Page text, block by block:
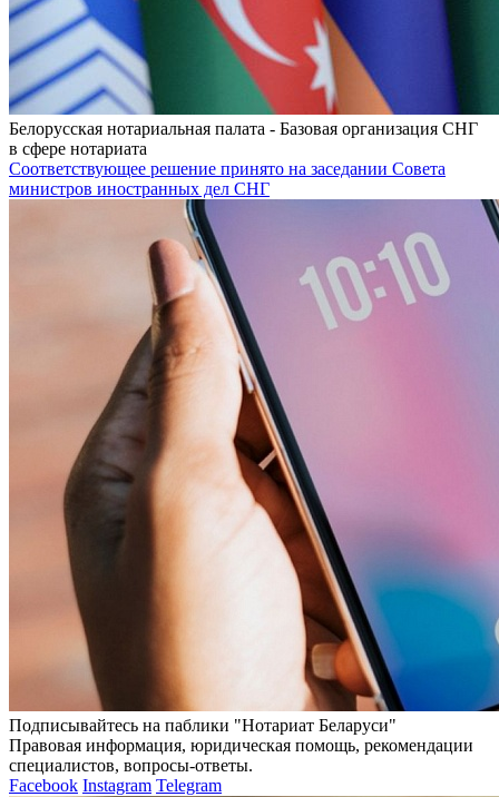
Белорусская нотариальная палата - Базовая организация СНГ
в сфере нотариата
Соответствующее решение принято на заседании Совета
министров иностранных дел СНГ
Подписывайтесь на паблики "Нотариат Беларуси"
Правовая информация, юридическая помощь, рекомендации
специалистов, вопросы-ответы.
Facebook Instagram Telegram